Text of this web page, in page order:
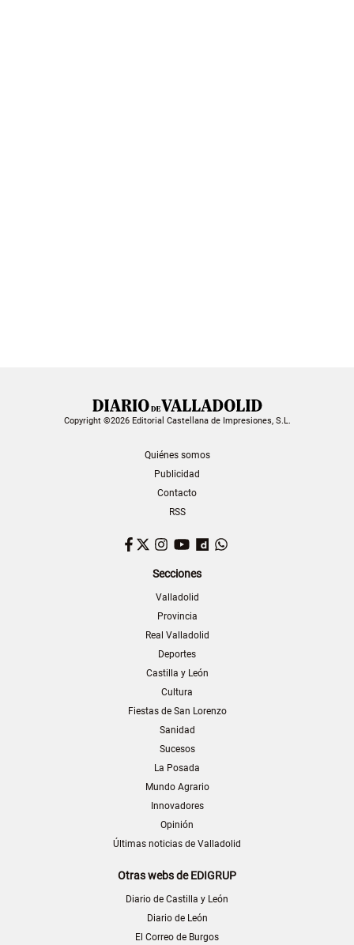
Copyright ©2026 Editorial Castellana de Impresiones, S.L.
Quiénes somos
Publicidad
Contacto
RSS
Facebook
TwitterInstagram
YouTubeDailymotion
Secciones
Valladolid
Provincia
Real Valladolid
Deportes
Castilla y León
Cultura
Fiestas de San Lorenzo
Sanidad
Sucesos
La Posada
Mundo Agrario
Innovadores
Opinión
Últimas noticias de Valladolid
Otras webs de EDIGRUP
Diario de Castilla y León
Diario de León
El Correo de Burgos